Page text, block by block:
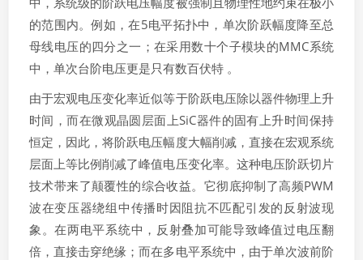
的范围内。例如，在5电平拓扑中，单次阶跃幅度降至总
母线电压的四分之一；在采用数十个子模块的MMC系统
中，单次台阶电压更是只有数百伏特 。
由于宏观电压变化率近似等于阶跃电压除以器件物理上升
时间，而在微观晶圆层面上SiC器件的固有上升时间保持
恒定，因此，将阶跃电压幅度大幅削减，直接在宏观系统
层面上等比例削减了峰值电压变化率。这种电压阶跃切片
技术带来了颠覆性的综合收益。它彻底抑制了高频PWM
波在变压器绕组中传播时因阻抗不匹配引发的反射波现
象。在两电平系统中，反射叠加可能导致峰值过电压翻
倍，直接击穿绝缘；而在多电平系统中，由于单次波前阶